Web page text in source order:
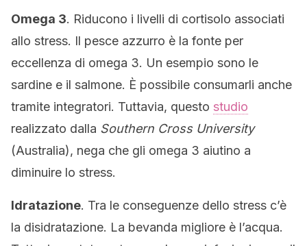
Omega 3. Riducono i livelli di cortisolo associati
allo stress. Il pesce azzurro è la fonte per
eccellenza di omega 3. Un esempio sono le
sardine e il salmone. È possibile consumarli anche
tramite integratori. Tuttavia, questo studio
realizzato dalla Southern Cross University
(Australia), nega che gli omega 3 aiutino a
diminuire lo stress.
Idratazione. Tra le conseguenze dello stress c’è
la disidratazione. La bevanda migliore è l’acqua.